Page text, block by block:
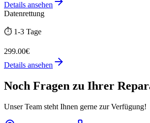
Details ansehen
Datenrettung
⏱️ 1-3 Tage
299.00€
Details ansehen
Noch Fragen zu Ihrer
Unser Team steht Ihnen gerne zur Verfügung!